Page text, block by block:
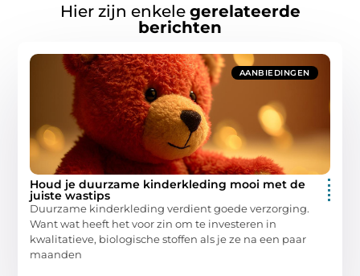
Hier zijn enkele gerelateerde
berichten
AANBIEDINGEN
Houd je duurzame kinderkleding mooi met de
juiste wastips
Duurzame kinderkleding verdient goede verzorging.
Want wat heeft het voor zin om te investeren in
kwalitatieve, biologische stoffen als je ze na een paar
maanden